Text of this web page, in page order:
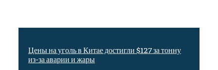
Цены на уголь в Китае достигли $127 за тонну
из-за аварии и жары